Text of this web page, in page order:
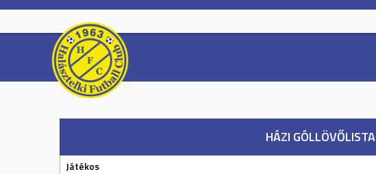
Skip
content
HÁZI GÓLLÖVŐLISTA
Játékos